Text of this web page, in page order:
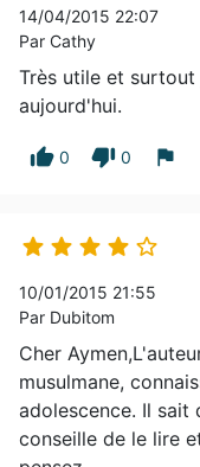
14/04/2015 22:07
Par Cathy
Très utile et
aujourd'hui.
thumb_up 0 thumb_down 0 flag
    
10/01/2015 21:55
Par Dubitom
Cher
musulmane,
adolescence. Il sait
conseille de le lire